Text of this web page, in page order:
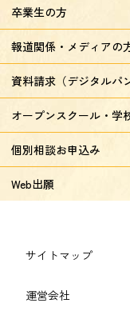
卒業生の方
報道関係・メディアの
資料請求（デジタルパ
オープンスクール・学
個別相談お申込み
Web出願
サイトマップ
運営会社